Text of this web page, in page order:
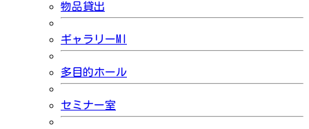
物品貸出
ギャラリーMI
多目的ホール
セミナー室